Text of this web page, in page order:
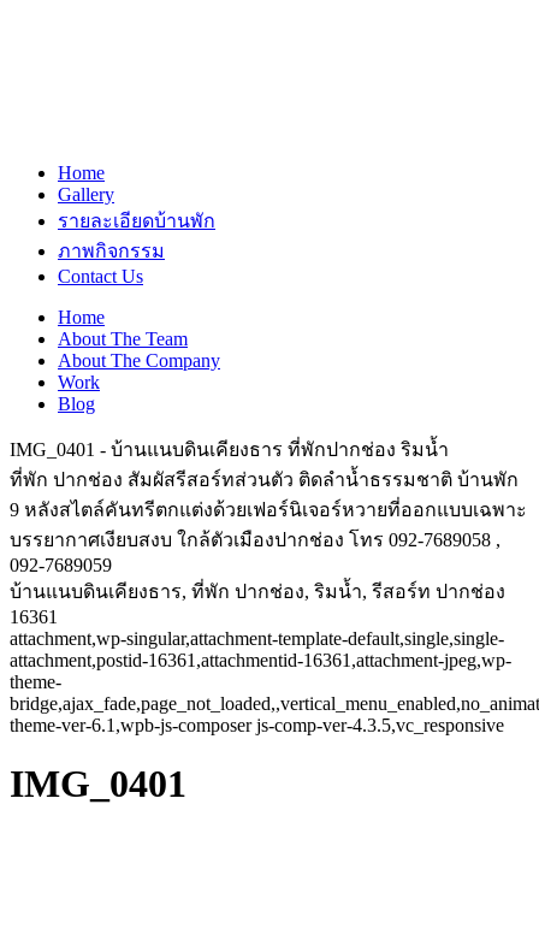
Home
Gallery
รายละเอียดบ้านพัก
ภาพกิจกรรม
Contact Us
Home
About The Team
About The Company
Work
Blog
IMG_0401 - บ้านแนบดินเคียงธาร ที่พักปากช่อง ริมน้ำ
ที่พัก ปากช่อง สัมผัสรีสอร์ทส่วนตัว ติดลำน้ำธรรมชาติ บ้านพัก
9 หลังสไตล์คันทรีตกแต่งด้วยเฟอร์นิเจอร์หวายที่ออกแบบเฉพาะ
บรรยากาศเงียบสงบ ใกล้ตัวเมืองปากช่อง โทร 092-7689058 ,
092-7689059
บ้านแนบดินเคียงธาร, ที่พัก ปากช่อง, ริมน้ำ, รีสอร์ท ปากช่อง
16361
attachment,wp-singular,attachment-template-default,single,single-
attachment,postid-16361,attachmentid-16361,attachment-jpeg,wp-
theme-
theme-ver-6.1,wpb-js-composer js-comp-ver-4.3.5,vc_responsive
IMG_0401